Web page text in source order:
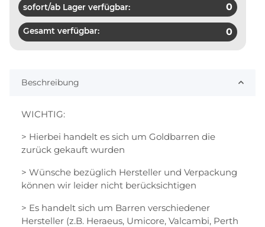
sofort/ab Lager verfügbar: 0
Gesamt verfügbar: 0
Beschreibung
WICHTIG:
> Hierbei handelt es sich um Goldbarren die
zurück gekauft wurden
> Wünsche bezüglich Hersteller und Verpackung
können wir leider nicht berücksichtigen
> Es handelt sich um Barren verschiedener
Hersteller (z.B. Heraeus, Umicore, Valcambi, Perth